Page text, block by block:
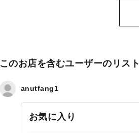
このお店を含むユーザーのリスト
anutfang1
お気に入り